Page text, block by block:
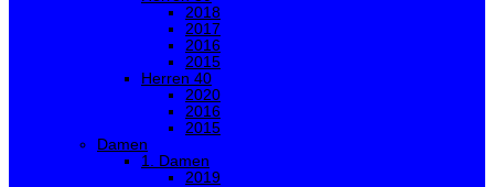
2018
2017
2016
2015
Herren 40
2020
2016
2015
Damen
1. Damen
2019